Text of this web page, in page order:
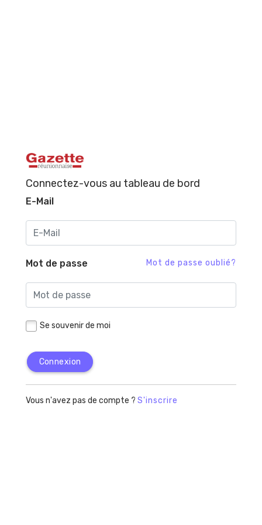
Connectez-vous au tableau de bord
E-Mail
Mot de passe Mot de passe oublié?
Se souvenir de moi
Connexion
Vous n'avez pas de compte ? S'inscrire